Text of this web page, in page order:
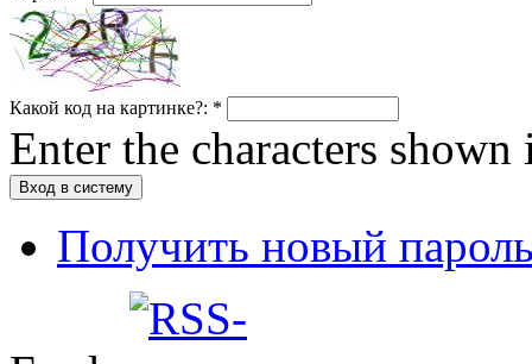
Какой код на картинке?: *
Enter the characters shown
Получить новый